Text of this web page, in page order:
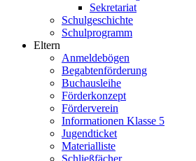
Sekretariat
Schulgeschichte
Schulprogramm
Eltern
Anmeldebögen
Begabtenförderung
Buchausleihe
Förderkonzept
Förderverein
Informationen Klasse 5
Jugendticket
Materialliste
Schließfächer